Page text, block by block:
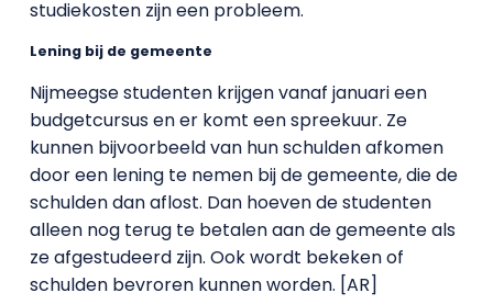
studiekosten zijn een probleem.
Lening bij de gemeente
Nijmeegse studenten krijgen vanaf januari een
budgetcursus en er komt een spreekuur. Ze
kunnen bijvoorbeeld van hun schulden afkomen
door een lening te nemen bij de gemeente, die de
schulden dan aflost. Dan hoeven de studenten
alleen nog terug te betalen aan de gemeente als
ze afgestudeerd zijn. Ook wordt bekeken of
schulden bevroren kunnen worden. [AR]